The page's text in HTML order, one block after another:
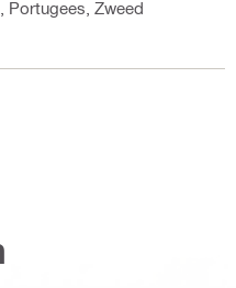
Portugees, Zweed